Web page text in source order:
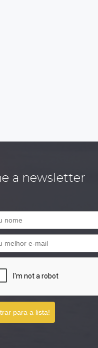
a newsletter
para a lista!